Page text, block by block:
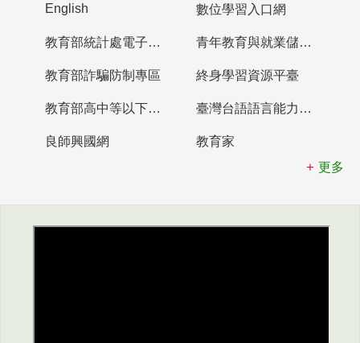
English 數位學習入口網
教育部統計處電子書櫃 青年教育與就業儲蓄帳戶
教育部詐騙防制專區 終身學習資源平臺
教育部高中等以下學校及幼兒園教師資格檢定考試 臺灣台語語言能力認證網站
良師興國網
教育家
更多